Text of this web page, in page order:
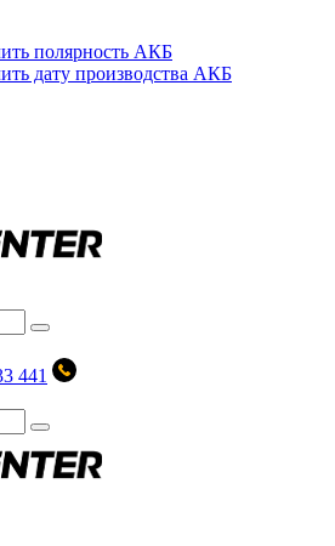
полярность АКБ
дату производства АКБ
441